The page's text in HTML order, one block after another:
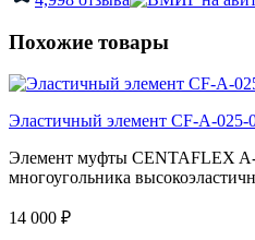
Похожие товары
Эластичный элемент CF-A-025-
Элемент муфты CENTAFLEX
многоугольника
14 000 ₽